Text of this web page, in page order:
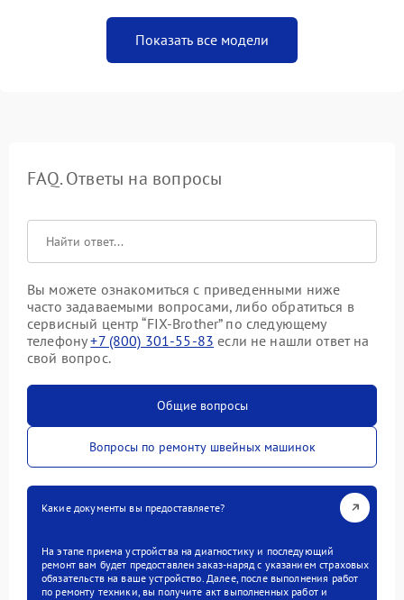
Показать все модели
FAQ. Ответы на вопросы
Вы можете ознакомиться с приведенными ниже
часто задаваемыми вопросами, либо обратиться в
сервисный центр “FIX-Brother” по следующему
телефону+7 (800) 301-55-83 если не нашли ответ на
свой вопрос.
Общие вопросы
Вопросы по ремонту швейных машинок
Какие документы вы предоставляете?
На этапе приема устройства на диагностику и последующий
ремонт вам будет предоставлен заказ-наряд с указанием страховых
обязательств на ваше устройство. Далее, после выполнения работ
по ремонту техники, вы получите акт выполненных работ и